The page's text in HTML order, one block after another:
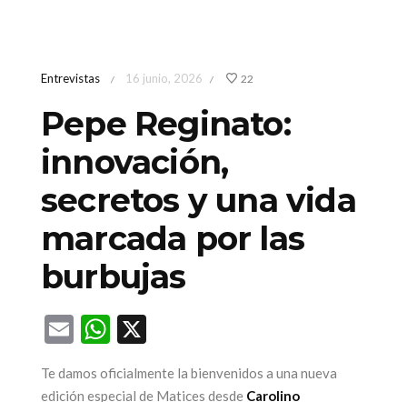
de la
25 años
Entrevistas / 16 junio, 2026 / 22
Pepe Reginato:
innovación,
secretos y una vida
marcada por las
burbujas
EmailWhatsApp
Te damos oficialmente la bienvenidos a una nueva
edición especial de Matices desde Carolino